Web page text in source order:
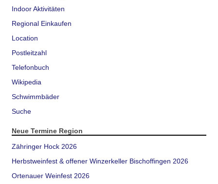
Indoor Aktivitäten
Regional Einkaufen
Location
Postleitzahl
Telefonbuch
Wikipedia
Schwimmbäder
Suche
Neue Termine Region
Zähringer Hock 2026
Herbstweinfest & offener Winzerkeller Bischoffingen 2026
Ortenauer Weinfest 2026